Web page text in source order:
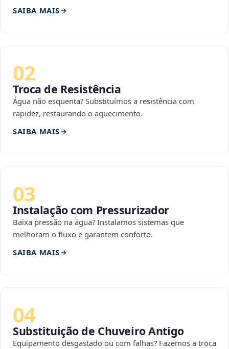
SAIBA MAIS
02
Troca de Resistência
Água não esquenta? Substituímos a resistência com
rapidez, restaurando o aquecimento.
SAIBA MAIS
03
Instalação com Pressurizador
Baixa pressão na água? Instalamos sistemas que
melhoram o fluxo e garantem conforto.
SAIBA MAIS
04
Substituição de Chuveiro Antigo
Equipamento desgastado ou com falhas? Fazemos a troca